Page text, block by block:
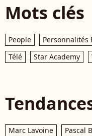
Mots clés
People Personnalités
Télé
Star Academy
Marc Lavoine Pascal